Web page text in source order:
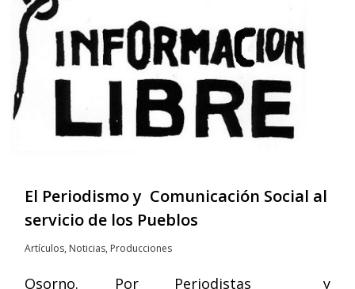
El Periodismo y Comunicación Social al
servicio de los Pueblos
Artículos, Noticias, Producciones
Osorno. Por Periodistas y